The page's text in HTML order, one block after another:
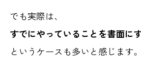
でも実際は、
すでにやっていることを書面に
というケースも多いと感じます。